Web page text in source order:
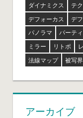
ダイナミクス
テ
デフォーカス
デ
パノラマ
パーテ
ミラー
リトポ
法線マップ
被写
アーカイブ